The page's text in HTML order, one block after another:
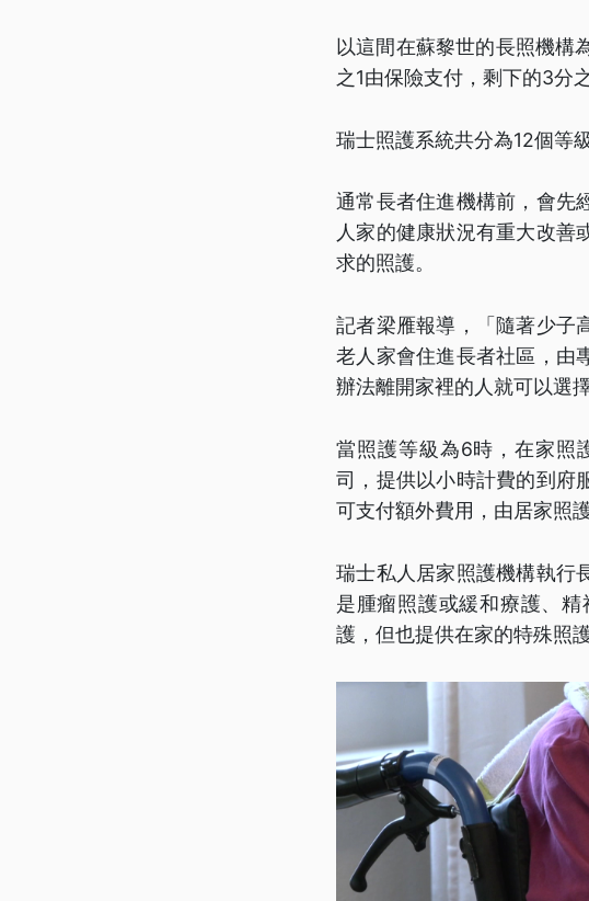
以這間在蘇黎世的長照機構
之1由保險支付，剩下的3分
瑞士照護系統共分為12個等
通常長者住進機構前，會先
人家的健康狀況有重大改善
求的照護。
記者梁雁報導，「隨著少子
老人家會住進長者社區，由
辦法離開家裡的人就可以選
當照護等級為6時，在家照
司，提供以小時計費的到府
可支付額外費用，由居家照
瑞士私人居家照護機構執行
是腫瘤照護或緩和療護、
護，但也提供在家的特殊照護